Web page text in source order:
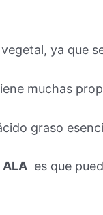
ya que
muchas
graso
ALA es que